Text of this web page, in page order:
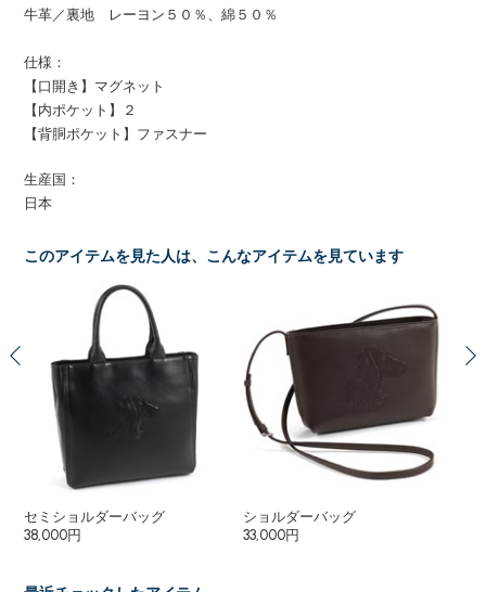
牛革／裏地 レーヨン５０％、綿５０％
仕様：
【口開き】マグネット
【内ポケット】２
【背胴ポケット】ファスナー
生産国：
日本
このアイテムを見た人は、こんなアイテムを見ています
セミショルダーバッグ
38,000円
ショルダーバッグ
33,000円